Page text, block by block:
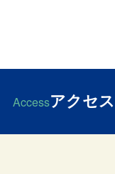
アクセス
Access